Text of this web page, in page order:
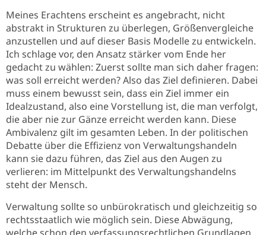
Meines Erachtens erscheint es angebracht, nicht
abstrakt in Strukturen zu überlegen, Größenvergleiche
anzustellen und auf dieser Basis Modelle zu entwickeln.
Ich schlage vor, den Ansatz stärker vom Ende her
gedacht zu wählen: Zuerst sollte man sich daher fragen:
was soll erreicht werden? Also das Ziel definieren. Dabei
muss einem bewusst sein, dass ein Ziel immer ein
Idealzustand, also eine Vorstellung ist, die man verfolgt,
die aber nie zur Gänze erreicht werden kann. Diese
Ambivalenz gilt im gesamten Leben. In der politischen
Debatte über die Effizienz von Verwaltungshandeln
kann sie dazu führen, das Ziel aus den Augen zu
verlieren: im Mittelpunkt des Verwaltungshandelns
steht der Mensch.
Verwaltung sollte so unbürokratisch und gleichzeitig so
rechtsstaatlich wie möglich sein. Diese Abwägung,